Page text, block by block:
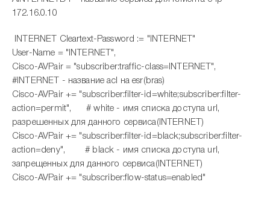
172.16.0.10
INTERNET Cleartext-Password := "INTERNET"
User-Name = "INTERNET",
Cisco-AVPair = "subscriber:traffic-class=INTERNET",
#INTERNET - название acl на esr(bras)
Cisco-AVPair += "subscriber:filter-id=white;subscriber:filter-
action=permit", # white - имя списка доступа url,
разрешенных для данного сервиса(INTERNET)
Cisco-AVPair += "subscriber:filter-id=black;subscriber:filter-
action=deny", # black - имя списка доступа url,
запрещенных для данного сервиса(INTERNET)
Cisco-AVPair += "subscriber:flow-status=enabled"